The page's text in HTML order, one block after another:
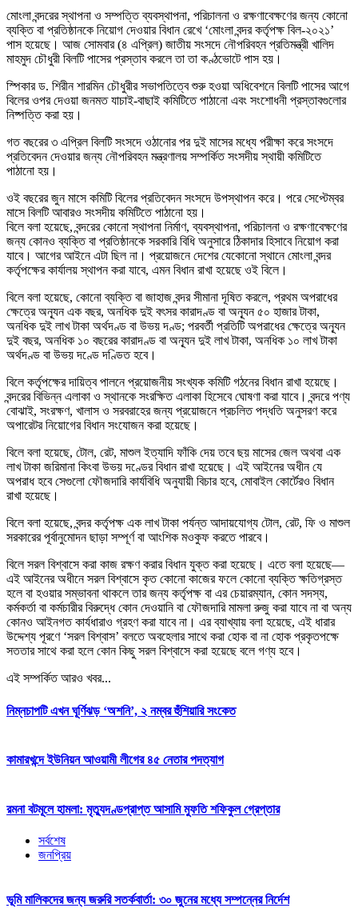
মোংলা বন্দরের স্থাপনা ও সম্পত্তি ব্যবস্থাপনা, পরিচালনা ও রক্ষণাবেক্ষণের জন্য কোনো
ব্যক্তি বা প্রতিষ্ঠানকে নিয়োগ দেওয়ার বিধান রেখে ‘মোংলা বন্দর কর্তৃপক্ষ বিল-২০২১’
পাস হয়েছে। আজ সোমবার (৪ এপ্রিল) জাতীয় সংসদে নৌপরিবহন প্রতিমন্ত্রী খালিদ
মাহমুদ চৌধুরী বিলটি পাসের প্রস্তাব করলে তা তা কণ্ঠভোটে পাস হয়।
স্পিকার ড. শিরীন শারমিন চৌধুরীর সভাপতিত্বে শুরু হওয়া অধিবেশনে বিলটি পাসের আগে
বিলের ওপর দেওয়া জনমত যাচাই-বাছাই কমিটিতে পাঠানো এবং সংশোধনী প্রস্তাবগুলোর
নিষ্পত্তি করা হয়।
গত বছরের ৩ এপ্রিল বিলটি সংসদে ওঠানোর পর দুই মাসের মধ্যে পরীক্ষা করে সংসদে
প্রতিবেদন দেওয়ার জন্য নৌপরিবহন মন্ত্রণালয় সম্পর্কিত সংসদীয় স্থায়ী কমিটিতে
পাঠানো হয়।
ওই বছরের জুন মাসে কমিটি বিলের প্রতিবেদন সংসদে উপস্থাপন করে। পরে সেপ্টেম্বর
মাসে বিলটি আবারও সংসদীয় কমিটিতে পাঠানো হয়।
বিলে বলা হয়েছে, বন্দরের কোনো স্থাপনা নির্মাণ, ব্যবস্থাপনা, পরিচালনা ও রক্ষণাবেক্ষণের
জন্য কোনও ব্যক্তি বা প্রতিষ্ঠানকে সরকারি বিধি অনুসারে ঠিকাদার হিসাবে নিয়োগ করা
যাবে। আগের আইনে এটা ছিল না। প্রয়োজনে দেশের যেকোনো স্থানে মোংলা বন্দর
কর্তৃপক্ষের কার্যালয় স্থাপন করা যাবে, এমন বিধান রাখা হয়েছে ওই বিলে।
বিলে বলা হয়েছে, কোনো ব্যক্তি বা জাহাজ বন্দর সীমানা দূষিত করলে, প্রথম অপরাধের
ক্ষেত্রে অন্যূন এক বছর, অনধিক দুই বৎসর কারাদণ্ড বা অন্যূন ৫০ হাজার টাকা,
অনধিক দুই লাখ টাকা অর্থদণ্ড বা উভয় দণ্ড; পরবর্তী প্রতিটি অপরাধের ক্ষেত্রে অন্যূন
দুই বছর, অনধিক ১০ বছরের কারাদণ্ড বা অন্যূন দুই লাখ টাকা, অনধিক ১০ লাখ টাকা
অর্থদণ্ড বা উভয় দণ্ডে দণ্ডিত হবে।
বিলে কর্তৃপক্ষের দায়িত্ব পালনে প্রয়োজনীয় সংখ্যক কমিটি গঠনের বিধান রাখা হয়েছে।
বন্দরের বিভিন্ন এলাকা ও স্থানকে সংরক্ষিত এলাকা হিসেবে ঘোষণা করা যাবে। বন্দরে পণ্য
বোঝাই, সংরক্ষণ, খালাস ও সরবরাহের জন্য প্রয়োজনে প্রচলিত পদ্ধতি অনুসরণ করে
অপারেটর নিয়োগের বিধান সংযোজন করা হয়েছে।
বিলে বলা হয়েছে, টোল, রেট, মাশুল ইত্যাদি ফাঁকি দেয় তবে ছয় মাসের জেল অথবা এক
লাখ টাকা জরিমানা কিংবা উভয় দণ্ডের বিধান রাখা হয়েছে। এই আইনের অধীন যে
অপরাধ হবে সেগুলো ফৌজদারি কার্যবিধি অনুযায়ী বিচার হবে, মোবাইল কোর্টেরও বিধান
রাখা হয়েছে।
বিলে বলা হয়েছে, বন্দর কর্তৃপক্ষ এক লাখ টাকা পর্যন্ত আদায়যোগ্য টোল, রেট, ফি ও মাশুল
সরকারের পূর্বানুমোদন ছাড়া সম্পূর্ণ বা আংশিক মওকুফ করতে পারবে।
বিলে সরল বিশ্বাসে করা কাজ রক্ষণ করার বিধান যুক্ত করা হয়েছে। এতে বলা হয়েছে—
এই আইনের অধীনে সরল বিশ্বাসে কৃত কোনো কাজের ফলে কোনো ব্যক্তি ক্ষতিগ্রস্ত
হলে বা হওয়ার সম্ভাবনা থাকলে তার জন্য কর্তৃপক্ষ বা এর চেয়ারম্যান, কোন সদস্য,
কর্মকর্তা বা কর্মচারীর বিরুদ্ধে কোন দেওয়ানি বা ফৌজদারি মামলা রুজু করা যাবে না বা অন্য
কোনও আইনগত কার্যধারাও গ্রহণ করা যাবে না। এর ব্যাখ্যায় বলা হয়েছে, এই ধারার
উদ্দেশ্য পূরণে ‘সরল বিশ্বাস’ বলতে অবহেলার সাথে করা হোক বা না হোক প্রকৃতপক্ষে
সততার সাথে করা হলে কোন কিছু সরল বিশ্বাসে করা হয়েছে বলে গণ্য হবে।
এই সম্পর্কিত আরও খবর...
নিম্নচাপটি এখন ঘূর্ণিঝড় ‘অশনি’, ২ নম্বর হুঁশিয়ারি সংকেত
কামারখন্দে ইউনিয়ন আওয়ামী লীগের ৪৫ নেতার পদত্যাগ
রমনা বটমূলে হামলা: মৃত্যুদণ্ডপ্রাপ্ত আসামি মুফতি শফিকুল গ্রেপ্তার
সর্বশেষ
জনপ্রিয়
ভূমি মালিকদের জন্য জরুরি সতর্কবার্তা: ৩০ জুনের মধ্যে সম্পন্নের নির্দেশ